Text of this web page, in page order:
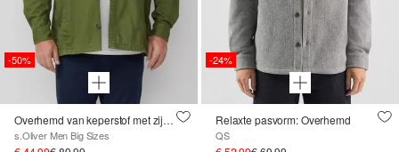
-50%
Overhemd van keperstof met zijzakken en wassing
s.Oliver Men Big Sizes
-24%
Relaxte pasvorm: Overhemd
QS